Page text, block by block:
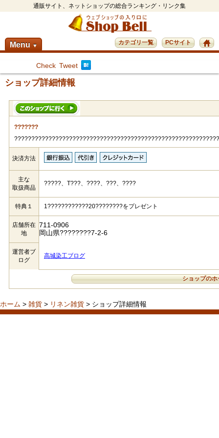
通販サイト、ネットショップの総合ランキング・リンク集
Menu ▼ PCサイト
カテゴリ一覧
Check Tweet
ショップ詳細情報
???????
決済方法
主な
取扱商品
?????、T???、????、???、????
特典１ 1????????????20????????をプレゼント
店舗所在
地
711-0906
岡山県????????7-2-6
運営者ブ
ログ
高城染工ブログ
ショップの
ホーム > 雑貨 > リネン雑貨 > ショップ詳細情報